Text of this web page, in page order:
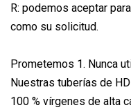
R: podemos aceptar
como su solicitud.
Prometemos 1. Nunca
Nuestras tuberías de
100 % vírgenes de alta